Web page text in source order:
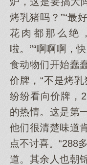
烤乳猪吗？”“最
花肉都那么绝
啦。”“啊啊啊，
食动物们开始蠢
价牌，“不是烤
纷纷看向价牌，
的热情。这是第
他们很清楚味道
点不讨喜。“288
道。其余人也朝